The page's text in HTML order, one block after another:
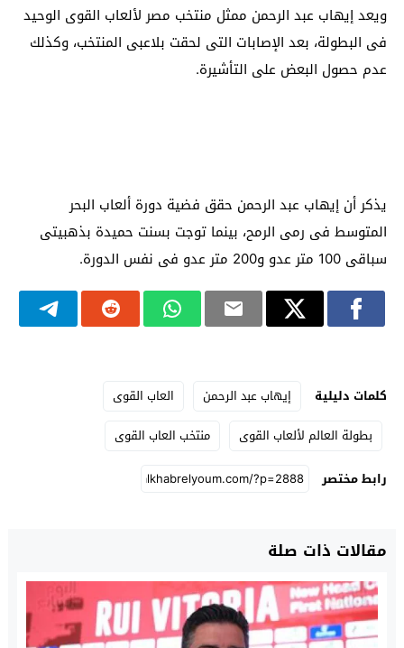
ويعد إيهاب عبد الرحمن ممثل منتخب مصر لألعاب القوى الوحيد
فى البطولة، بعد الإصابات التى لحقت بلاعبى المنتخب، وكذلك
عدم حصول البعض على التأشيرة.
يذكر أن إيهاب عبد الرحمن حقق فضية دورة ألعاب البحر
المتوسط فى رمى الرمح، بينما توجت بسنت حميدة بذهبيتى
سباقى 100 متر عدو و200 متر عدو فى نفس الدورة.
كلمات دليلية إيهاب عبد الرحمن
العاب القوى
بطولة العالم لألعاب القوى
منتخب العاب القوى
رابط مختصر
مقالات ذات صلة